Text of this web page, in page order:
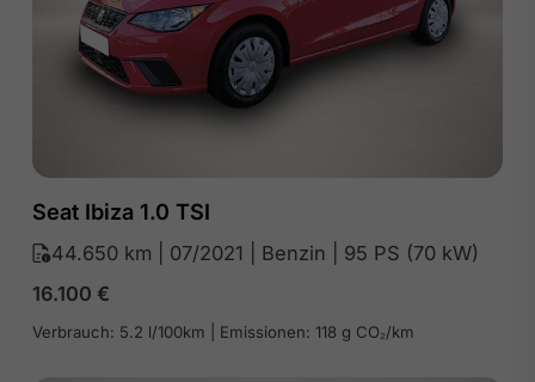
Seat Ibiza 1.0 TSI
44.650 km | 07/2021 | Benzin | 95 PS (70 kW)
16.100 €
Verbrauch: 5.2 l/100km | Emissionen: 118 g CO₂/km